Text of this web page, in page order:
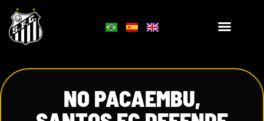
NO PACAEMBU,